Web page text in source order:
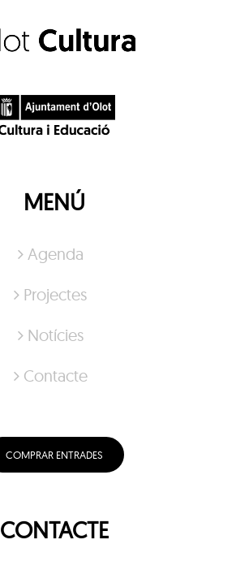
MENÚ
Agenda
Projectes
Notícies
Contacte
COMPRAR ENTRADES
CONTACTE